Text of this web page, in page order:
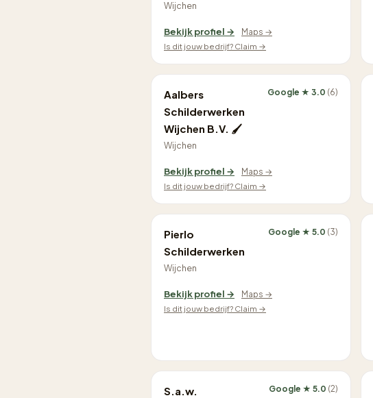
Wijchen
Bekijk profiel →
Maps →
Is dit jouw bedrijf? Claim →
Aalbers
Schilderwerken
Wijchen B.V. 🖌
Wijchen
Google ★ 3.0 (6)
Bekijk profiel →
Maps →
Is dit jouw bedrijf? Claim →
Pierlo
Schilderwerken
Wijchen
Google ★ 5.0 (3)
Bekijk profiel →
Maps →
Is dit jouw bedrijf? Claim →
S.a.w.
Google ★ 5.0 (2)